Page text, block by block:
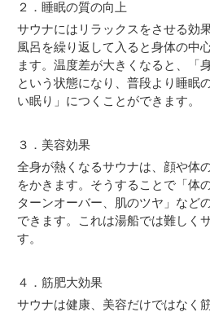
２．睡眠の質の向上
サウナにはリラックスをさせる効
風呂を繰り返して入ると身体の中
ます。温度差が大きくなると、「
という状態になり、普段より睡眠
い眠り」につくことができます。
３．美容効果
全身が熱くなるサウナは、顔や体
をかきます。そうすることで「体
ターンオーバー、肌のツヤ」など
できます。これは湯船では難しく
す。
４．筋肥大効果
サウナは健康、美容だけではなく